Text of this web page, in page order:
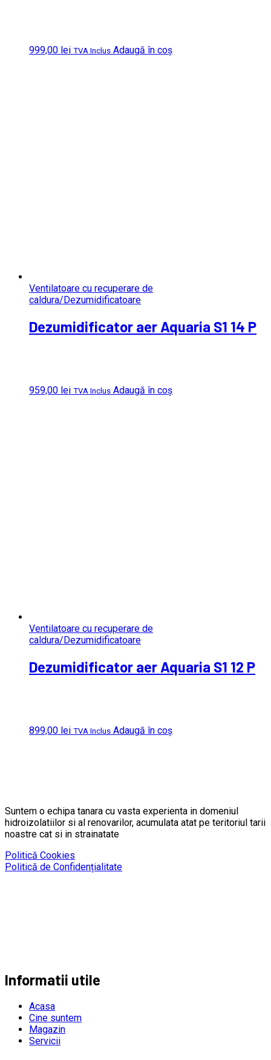
999,00 lei TVA Inclus Adaugă în coș
Ventilatoare cu recuperare de
caldura/Dezumidificatoare
Dezumidificator aer Aquaria S1 14 P
959,00 lei TVA Inclus Adaugă în coș
Ventilatoare cu recuperare de
caldura/Dezumidificatoare
Dezumidificator aer Aquaria S1 12 P
899,00 lei TVA Inclus Adaugă în coș
Suntem o echipa tanara cu vasta experienta in domeniul
hidroizolatiilor si al renovarilor, acumulata atat pe teritoriul tarii
noastre cat si in strainatate
Politică Cookies
Politică de Confidențialitate
Informatii utile
Acasa
Cine suntem
Magazin
Servicii